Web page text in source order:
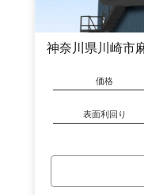
神奈川県川崎市
価格
表面利回り